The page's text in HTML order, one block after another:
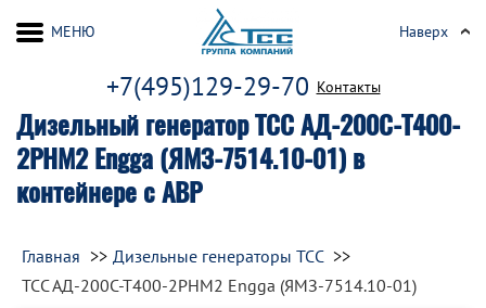
Дизельный генератор ТСС АД-200С-Т400-
2РНМ2 Engga (ЯМЗ-7514.10-01) в
контейнере с АВР
+7(495)129-29-70 Контакты
МЕНЮ Наверх
Главная
Дизельные генераторы ТСС
ТСС АД-200С-Т400-2РНМ2 Engga (ЯМЗ-7514.10-01)